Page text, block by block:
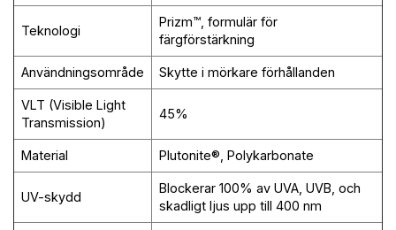
Teknologi
Prizm™, formulär för
färgförstärkning
Användningsområde Skytte i mörkare förhållanden
VLT (Visible Light
Transmission)
45%
Material Plutonite®, Polykarbonate
UV-skydd
Blockerar 100% av UVA, UVB, och
skadligt ljus upp till 400 nm